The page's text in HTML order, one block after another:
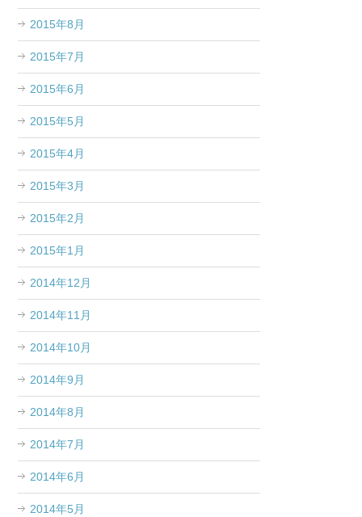
2015年8月
2015年7月
2015年6月
2015年5月
2015年4月
2015年3月
2015年2月
2015年1月
2014年12月
2014年11月
2014年10月
2014年9月
2014年8月
2014年7月
2014年6月
2014年5月